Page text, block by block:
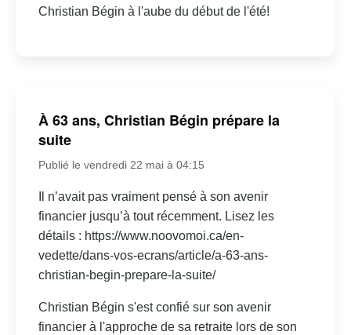
Christian Bégin à l'aube du début de l'été!
À 63 ans, Christian Bégin prépare la
suite
Publié le vendredi 22 mai à 04:15
Il n’avait pas vraiment pensé à son avenir
financier jusqu’à tout récemment. Lisez les
détails : https://www.noovomoi.ca/en-
vedette/dans-vos-ecrans/article/a-63-ans-
christian-begin-prepare-la-suite/
Christian Bégin s'est confié sur son avenir
financier à l'approche de sa retraite lors de son